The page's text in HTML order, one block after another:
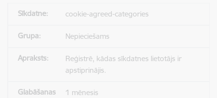
cookie-agreed-categories
Nepieciešams
Reģistrē, kādas sīkdatnes lietotājs ir
apstiprinājis.
1 mēnesis